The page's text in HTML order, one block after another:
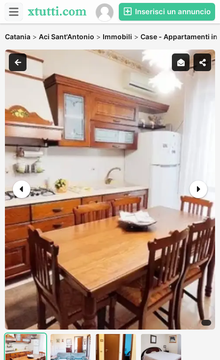
Inserisci un annuncio
Catania > Aci Sant'Antonio > Immobili > Case - Appartamenti